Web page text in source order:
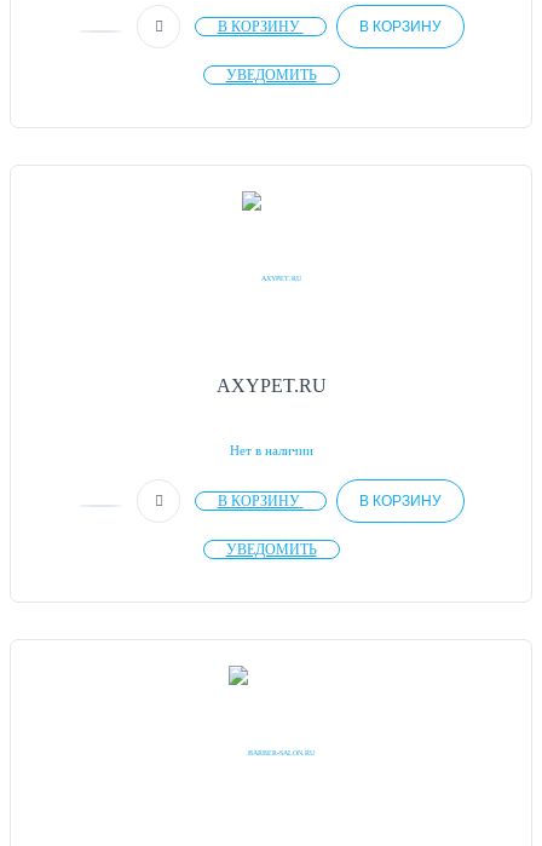
В КОРЗИНУ В КОРЗИНУ
УВЕДОМИТЬ
AXYPET.RU
Нет в наличии
В КОРЗИНУ В КОРЗИНУ
УВЕДОМИТЬ